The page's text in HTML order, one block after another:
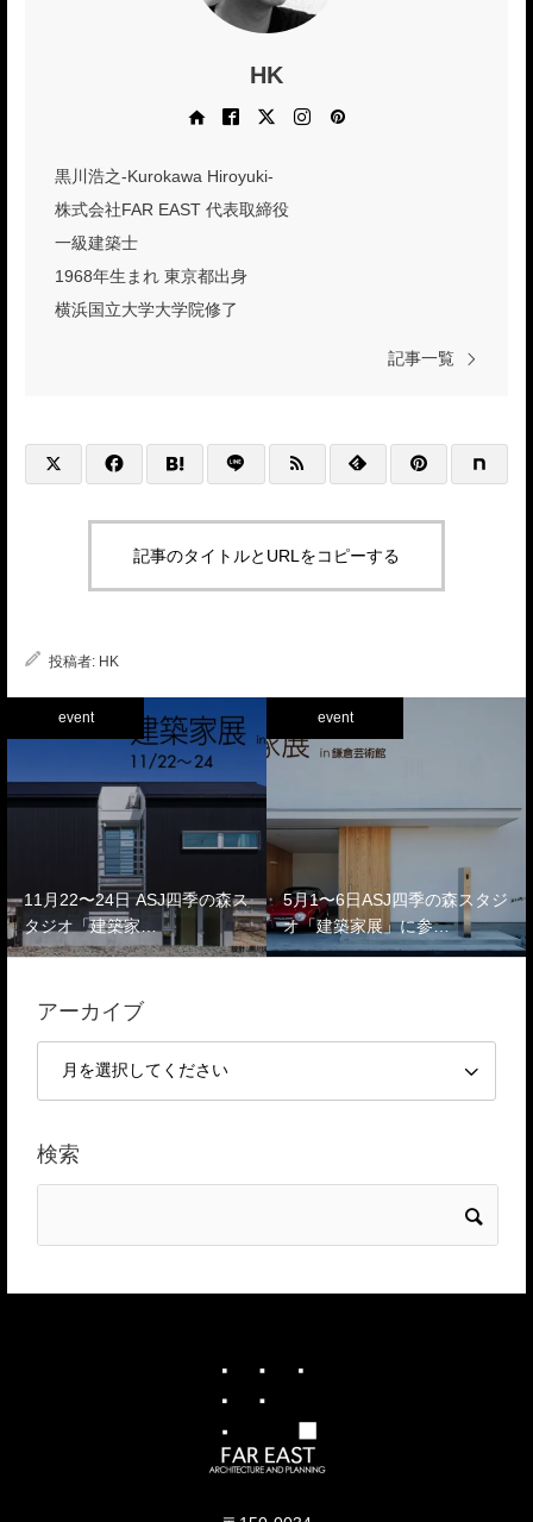
HK
InstagramPinterest
黒川浩之-Kurokawa Hiroyuki-
株式会社FAR EAST 代表取締役
一級建築士
1968年生まれ 東京都出身
横浜国立大学大学院修了
記事一覧
記事のタイトルとURLをコピーする
投稿者: HK
event
11月22〜24日 ASJ四季の森ス
タジオ「建築家…
event
5月1〜6日ASJ四季の森スタジ
オ「建築家展」に参…
アーカイブ
検索